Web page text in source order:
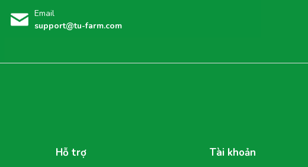
Email
support@tu-farm.com
Hỗ trợ Tài khoản